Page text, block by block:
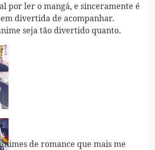
por ler o mangá, e sinceramente é
divertida de acompanhar.
seja tão divertido quanto.
de romance que mais me